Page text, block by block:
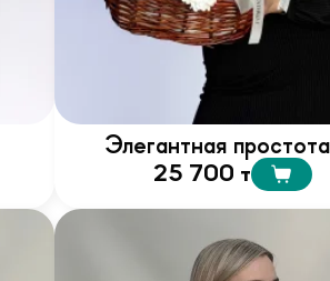
Элегантная
25 700 т